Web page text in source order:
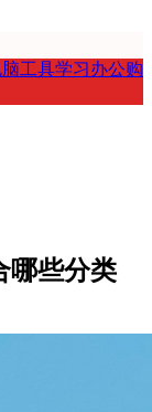
工具学习办公购
哪些分类